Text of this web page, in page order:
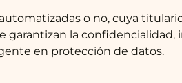
o no, cuya
la confidencialidad,
en protección de datos.